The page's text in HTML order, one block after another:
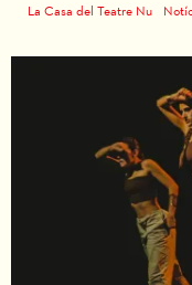
La Casa del Teatre Nu